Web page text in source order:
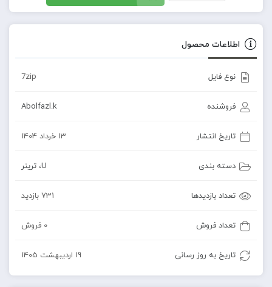
اطلاعات محصول
نوع فایل 7zip
فروشنده Abolfazl.k
تاریخ انتشار 13 خرداد 1404
دسته بندی U، ترینر
تعداد بازدیدها 731 بازدید
تعداد فروش 0 فروش
تاریخ به روز رسانی 19 اردیبهشت 1405